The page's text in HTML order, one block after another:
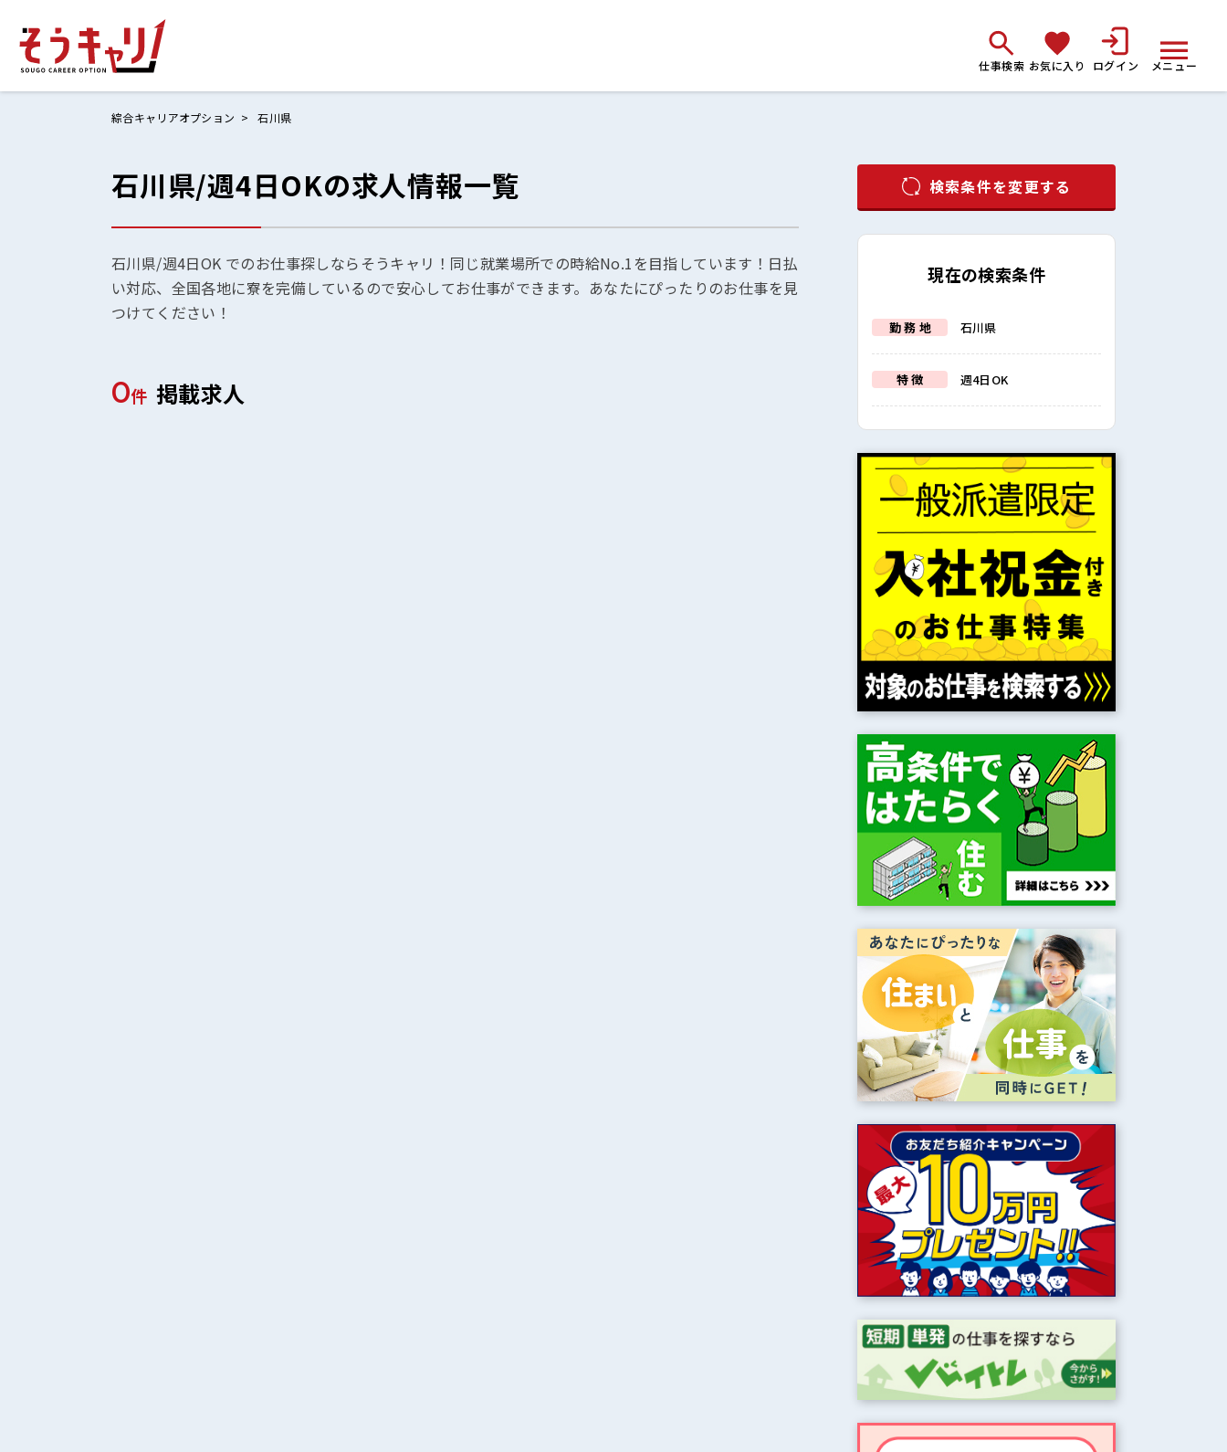
仕事検索 お気に入り ログイン メニュー
ホームにもどる
お気に入りリスト
お問い合わせ
綜合キャリアオプション 石川県
石川県/週4日OKの求人情報一覧
石川県/週4日OK でのお仕事探しならそうキャリ！同じ就業場所での時給No.1を目指しています！日払
い対応、全国各地に寮を完備しているので安心してお仕事ができます。あなたにぴったりのお仕事を見
つけてください！
0件 掲載求人
検索条件を変更する
現在の検索条件
勤 務 地 石川県
特 徴 週4日OK